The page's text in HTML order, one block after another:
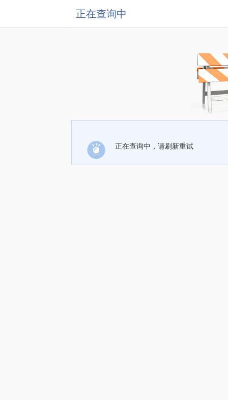
正在查询中
正在查询中，请刷新重试